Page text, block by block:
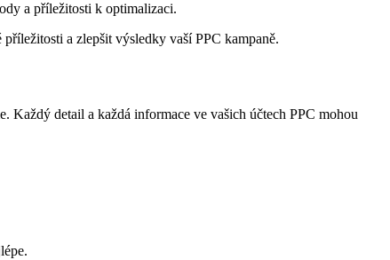
a příležitosti k optimalizaci.
a zlepšit výsledky vaší PPC kampaně.
detail a každá informace ve vašich účtech PPC mohou